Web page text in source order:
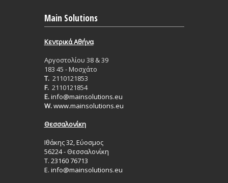
Main Solutions
Κεντρικά Aθήνα
Aργοστολίου 38 & 39
183 45 - Μοσχάτο
T.2110121853
F.2110121854
E.info@mainsolutions.eu
W.www.mainsolutions.eu
Θεσσαλονίκη
Ιθάκης 32, Εύοσμος
56224 - Θεσσαλονίκη
Τ. 23160 76713
Ε. info@mainsolutions.eu